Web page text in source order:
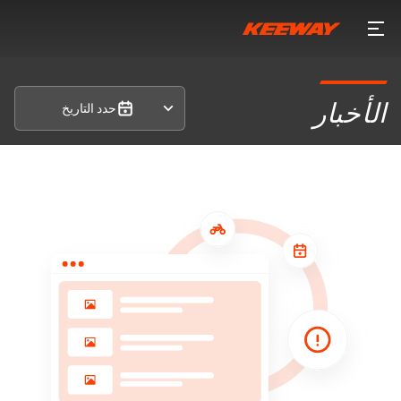
الأخبار حدد التاريخ